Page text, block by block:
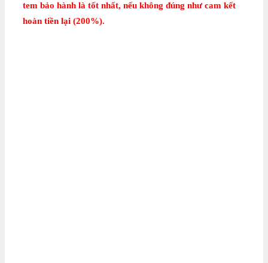
tem bảo hành là tốt nhất, nếu không đúng như cam kết
hoàn tiền lại (200%).